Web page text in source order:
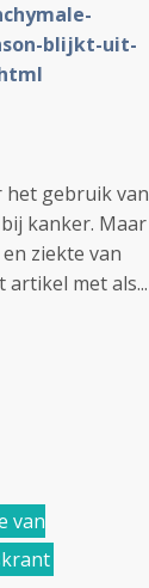
blijkt-uit-
het gebruik van
kanker. Maar
ziekte van
artikel met als...
van